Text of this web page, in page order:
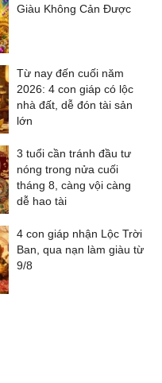
Giàu Không Cản Được
Từ nay đến cuối năm
2026: 4 con giáp có lộc
nhà đất, dễ đón tài sản
lớn
3 tuổi cần tránh đầu tư
nóng trong nửa cuối
tháng 8, càng vội càng
dễ hao tài
4 con giáp nhận Lộc Trời
Ban, qua nạn làm giàu từ
9/8